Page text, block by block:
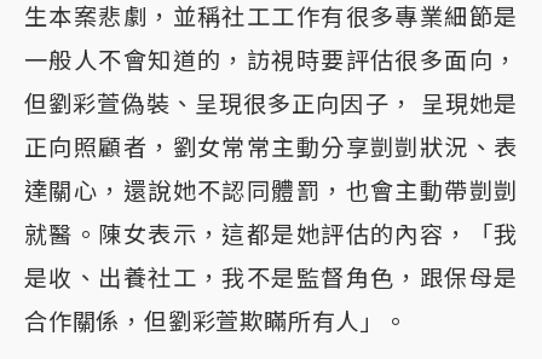
生本案悲劇，並稱社工工作有很多專業細節是
一般人不會知道的，訪視時要評估很多面向，
但劉彩萱偽裝、呈現很多正向因子， 呈現她是
正向照顧者，劉女常常主動分享剴剴狀況、表
達關心，還說她不認同體罰，也會主動帶剴剴
就醫。陳女表示，這都是她評估的內容，「我
是收、出養社工，我不是監督角色，跟保母是
合作關係，但劉彩萱欺瞞所有人」。